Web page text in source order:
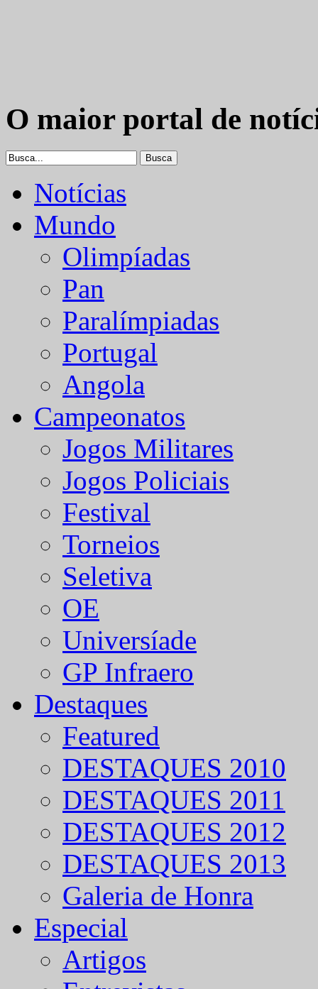
O maior portal de
Notícias
Mundo
Olimpíadas
Pan
Paralímpiadas
Portugal
Angola
Campeonatos
Jogos Militares
Jogos Policiais
Festival
Torneios
Seletiva
OE
Universíade
GP Infraero
Destaques
Featured
DESTAQUES 2010
DESTAQUES 2011
DESTAQUES 2012
DESTAQUES 2013
Galeria de Honra
Especial
Artigos